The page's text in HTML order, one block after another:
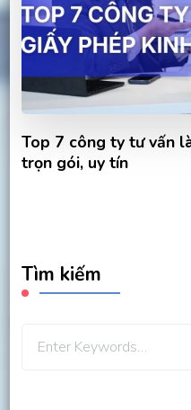
Top 7 công ty tư vấn
trọn gói, uy tín
Tìm kiếm